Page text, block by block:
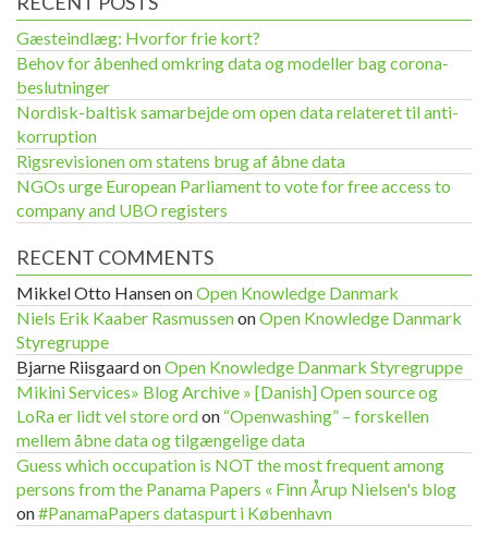
Gæsteindlæg: Hvorfor frie kort?
Behov for åbenhed omkring data og modeller bag corona-
beslutninger
Nordisk-baltisk samarbejde om open data relateret til anti-
korruption
Rigsrevisionen om statens brug af åbne data
NGOs urge European Parliament to vote for free access to
company and UBO registers
RECENT COMMENTS
Mikkel Otto HansenonOpen Knowledge Danmark
Niels Erik Kaaber RasmussenonOpen Knowledge Danmark
Styregruppe
Bjarne RiisgaardonOpen Knowledge Danmark Styregruppe
Mikini Services» Blog Archive » [Danish] Open source og
LoRa er lidt vel store ordon “Openwashing” – forskellen
mellem åbne data og tilgængelige data
Guess which occupation is NOT the most frequent among
persons from the Panama Papers « Finn Årup Nielsen's blog
on#PanamaPapers dataspurt i København